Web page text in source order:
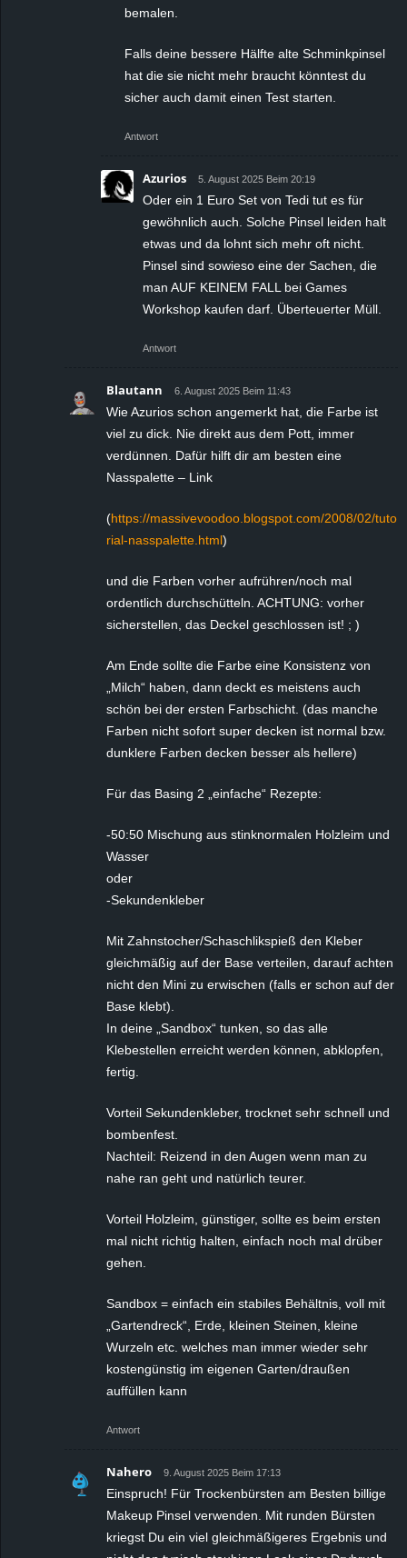
bemalen.
Falls deine bessere Hälfte alte Schminkpinsel
hat die sie nicht mehr braucht könntest du
sicher auch damit einen Test starten.
Antwort
Azurios 5. August 2025 Beim 20:19
Oder ein 1 Euro Set von Tedi tut es für
gewöhnlich auch. Solche Pinsel leiden halt
etwas und da lohnt sich mehr oft nicht.
Pinsel sind sowieso eine der Sachen, die
man AUF KEINEM FALL bei Games
Workshop kaufen darf. Überteuerter Müll.
Antwort
Blautann 6. August 2025 Beim 11:43
Wie Azurios schon angemerkt hat, die Farbe ist
viel zu dick. Nie direkt aus dem Pott, immer
verdünnen. Dafür hilft dir am besten eine
Nasspalette – Link
(https://massivevoodoo.blogspot.com/2008/02/tuto
rial-nasspalette.html)
und die Farben vorher aufrühren/noch mal
ordentlich durchschütteln. ACHTUNG: vorher
sicherstellen, das Deckel geschlossen ist! ; )
Am Ende sollte die Farbe eine Konsistenz von
„Milch“ haben, dann deckt es meistens auch
schön bei der ersten Farbschicht. (das manche
Farben nicht sofort super decken ist normal bzw.
dunklere Farben decken besser als hellere)
Für das Basing 2 „einfache“ Rezepte:
-50:50 Mischung aus stinknormalen Holzleim und
Wasser
oder
-Sekundenkleber
Mit Zahnstocher/Schaschlikspieß den Kleber
gleichmäßig auf der Base verteilen, darauf achten
nicht den Mini zu erwischen (falls er schon auf der
Base klebt).
In deine „Sandbox“ tunken, so das alle
Klebestellen erreicht werden können, abklopfen,
fertig.
Vorteil Sekundenkleber, trocknet sehr schnell und
bombenfest.
Nachteil: Reizend in den Augen wenn man zu
nahe ran geht und natürlich teurer.
Vorteil Holzleim, günstiger, sollte es beim ersten
mal nicht richtig halten, einfach noch mal drüber
gehen.
Sandbox = einfach ein stabiles Behältnis, voll mit
„Gartendreck“, Erde, kleinen Steinen, kleine
Wurzeln etc. welches man immer wieder sehr
kostengünstig im eigenen Garten/draußen
auffüllen kann
Antwort
Nahero 9. August 2025 Beim 17:13
Einspruch! Für Trockenbürsten am Besten billige
Makeup Pinsel verwenden. Mit runden Bürsten
kriegst Du ein viel gleichmäßigeres Ergebnis und